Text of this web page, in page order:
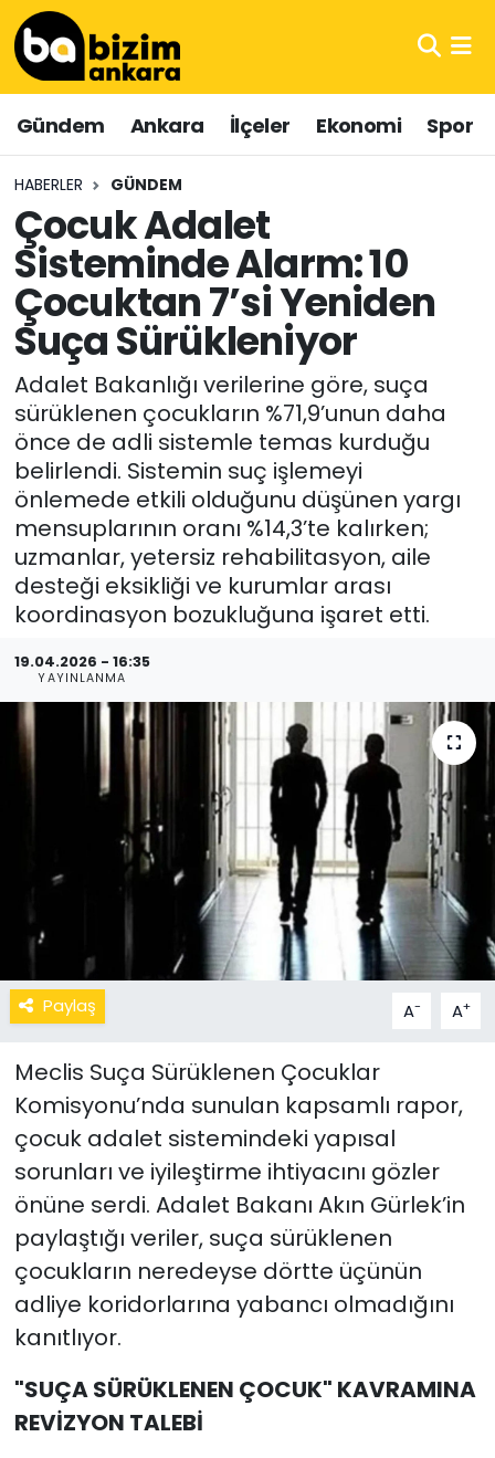
Gündem Ankara İlçeler Ekonomi Spor
HABERLER GÜNDEM
Çocuk Adalet
Sisteminde Alarm: 10
Çocuktan 7’si Yeniden
Suça Sürükleniyor
Adalet Bakanlığı verilerine göre, suça
sürüklenen çocukların %71,9’unun daha
önce de adli sistemle temas kurduğu
belirlendi. Sistemin suç işlemeyi
önlemede etkili olduğunu düşünen yargı
mensuplarının oranı %14,3’te kalırken;
uzmanlar, yetersiz rehabilitasyon, aile
desteği eksikliği ve kurumlar arası
koordinasyon bozukluğuna işaret etti.
19.04.2026 - 16:35
YAYINLANMA
Paylaş A- A+
Meclis Suça Sürüklenen Çocuklar
Komisyonu’nda sunulan kapsamlı rapor,
çocuk adalet sistemindeki yapısal
sorunları ve iyileştirme ihtiyacını gözler
önüne serdi. Adalet Bakanı Akın Gürlek’in
paylaştığı veriler, suça sürüklenen
çocukların neredeyse dörtte üçünün
adliye koridorlarına yabancı olmadığını
kanıtlıyor.
"SUÇA SÜRÜKLENEN ÇOCUK" KAVRAMINA
REVİZYON TALEBİ
Hava Durumu
Trafik Durumu
Süper Lig Puan Durumu ve Fikstür
Tüm Manşetler
Son Dakika Haberleri
Haber Arşivi